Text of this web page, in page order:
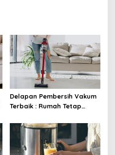
Delapan Pembersih Vakum
Terbaik : Rumah Tetap